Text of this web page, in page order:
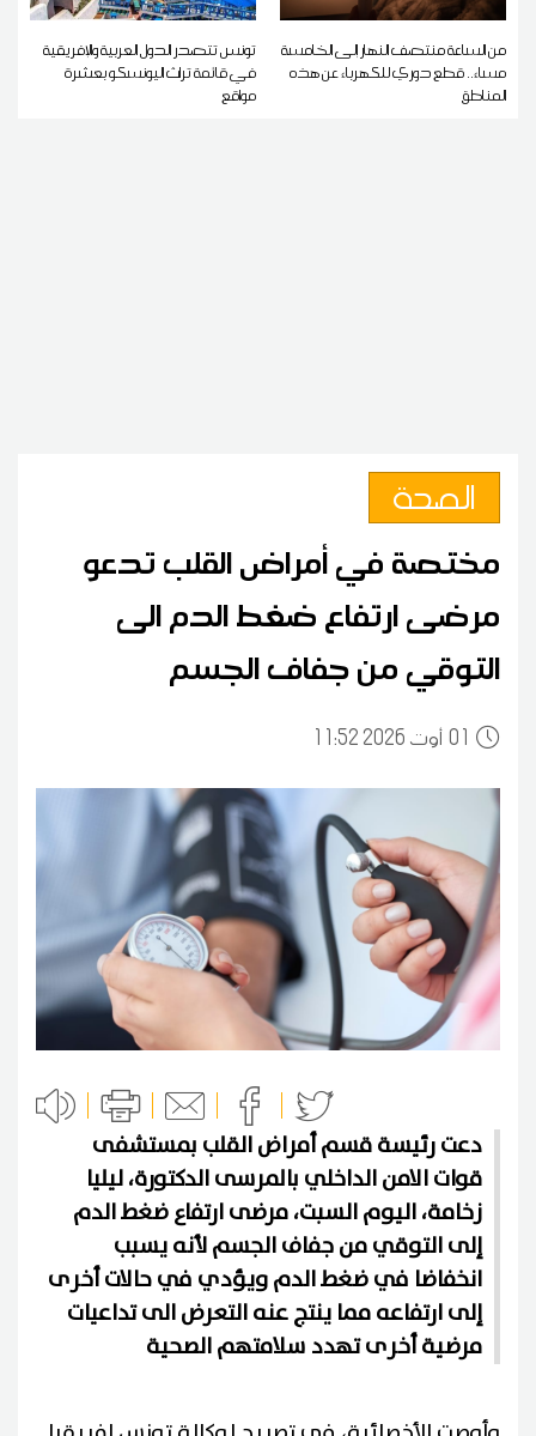
من الساعة منتصف النهار إلى الخامسة
مساء.. قطع دوري للكهرباء عن هذه
المناطق
تونس تتصدر الدول العربية والإفريقية
في قائمة تراث اليونسكو بعشرة
مواقع
الصحة
مختصة في أمراض القلب تدعو
مرضى ارتفاع ضغط الدم الى
التوقي من جفاف الجسم
0111:52 2026 أوت
دعت رئيسة قسم أمراض القلب بمستشفى
قوات الامن الداخلي بالمرسى الدكتورة، ليليا
زخامة، اليوم السبت، مرضى ارتفاع ضغط الدم
إلى التوقي من جفاف الجسم لأنه يسبب
انخفاضا في ضغط الدم ويؤدي في حالات أخرى
إلى ارتفاعه مما ينتج عنه التعرض الى تداعيات
مرضية أخرى تهدد سلامتهم الصحية